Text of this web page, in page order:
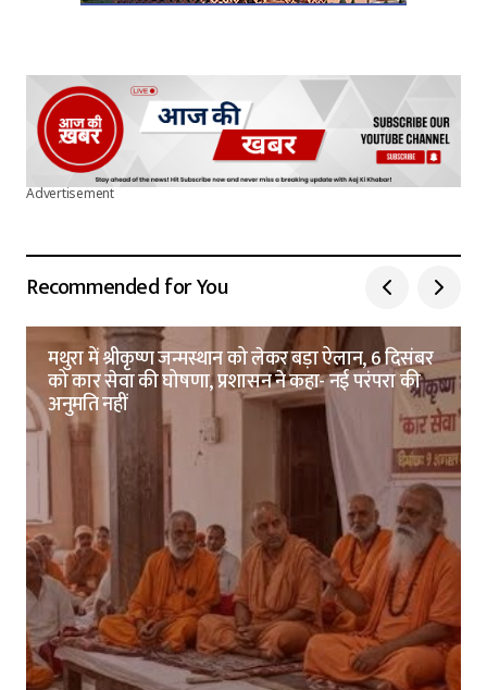
Advertisement
Recommended for You
मथुरा में श्रीकृष्ण जन्मस्थान को लेकर बड़ा ऐलान, 6 दिसंबर
को कार सेवा की घोषणा, प्रशासन ने कहा- नई परंपरा की
अनुमति नहीं